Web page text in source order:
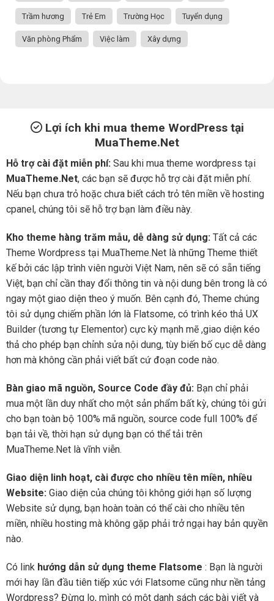
Trầm hương Trẻ Em Trường Học Tuyển dụng
Văn phòng Phẩm Việc làm Xây dựng
Lợi ích khi mua theme WordPress tại
MuaTheme.Net
Hỗ trợ cài đặt miễn phí: Sau khi mua theme wordpress tại
MuaTheme.Net, các bạn sẽ được hỗ trợ cài đặt miễn phí.
Nếu bạn chưa trỏ hoặc chưa biết cách trỏ tên miền về hosting
cpanel, chúng tôi sẽ hỗ trợ bạn làm điều này.
Kho theme hàng trăm mẫu, dễ dàng sử dụng: Tất cả các
Theme Wordpress tại MuaTheme.Net là những Theme thiết
kế bởi các lập trình viên người Việt Nam, nên sẽ có sẵn tiếng
Việt, bạn chỉ cần thay đổi thông tin và nội dung bên trong là có
ngay một giao diện theo ý muốn. Bên cạnh đó, Theme chúng
tôi sử dụng chiếm phần lớn là Flatsome, có trình kéo thả UX
Builder (tương tự Elementor) cực kỳ mạnh mẽ ,giao diện kéo
thả cho phép bạn chỉnh sửa nội dung, tùy biến bố cục dễ dàng
hơn mà không cần phải viết bất cứ đoạn code nào.
Bàn giao mã nguồn, Source Code đầy đủ: Bạn chỉ phải
mua một lần duy nhất cho một sản phẩm bất kỳ, chúng tôi gửi
cho bạn toàn bộ 100% mã nguồn, source code full 100% để
bạn tải về, thời hạn sử dụng bạn có thể tải trên
MuaTheme.Net là vĩnh viễn.
Giao diện linh hoạt, cài được cho nhiều tên miền, nhiều
Website: Giao diện của chúng tôi không giới hạn số lượng
Website sử dụng, bạn hoàn toàn có thể cài cho nhiều tên
miền, nhiều hosting mà không gặp phải trở ngại hay bản quyền
nào.
Có link hướng dẫn sử dụng theme Flatsome : Bạn là người
mới hay lần đầu tiên tiếp xúc với Flatsome cũng như nền tảng
Wordpress? Đừng lo, mình có một danh sách các bài viết và